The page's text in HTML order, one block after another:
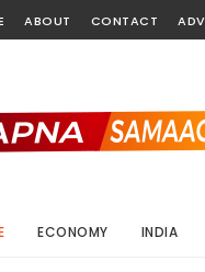
ABOUT CONTACT
ECONOMY INDIA